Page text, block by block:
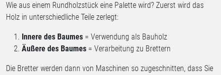
Wie aus einem Rundholzstück eine Palette wird? Zuerst wird das
Holz in unterschiedliche Teile zerlegt:
Innere des Baumes = Verwendung als Bauholz
Äußere des Baumes = Verarbeitung zu Brettern
Die Bretter werden dann von Maschinen so zugeschnitten, dass Sie